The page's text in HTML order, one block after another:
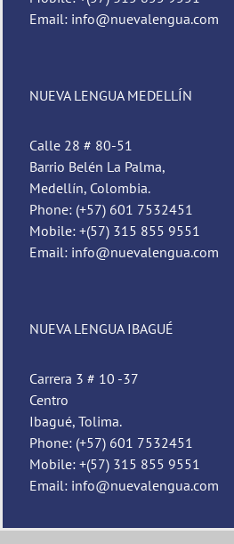
Email: info@nuevalengua.com
NUEVA LENGUA MEDELLÍN
Calle 28 # 80-51
Barrio Belén La Palma,
Medellín, Colombia.
Phone: (+57) 601 7532451
Mobile: +(57) 315 855 9551
Email: info@nuevalengua.com
NUEVA LENGUA IBAGUÉ
Carrera 3 # 10 -37
Centro
Ibagué, Tolima.
Phone: (+57) 601 7532451
Mobile: +(57) 315 855 9551
Email: info@nuevalengua.com